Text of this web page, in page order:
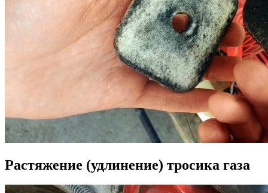
Растяжение (удлинение) тросика газа